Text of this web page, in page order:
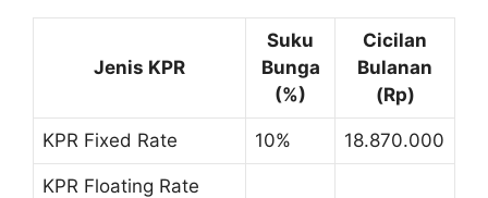
Jenis KPR
Suku
Bunga
(%)
Cicilan
Bulanan
(Rp)
KPR Fixed Rate 10% 18.870.000
KPR Floating Rate